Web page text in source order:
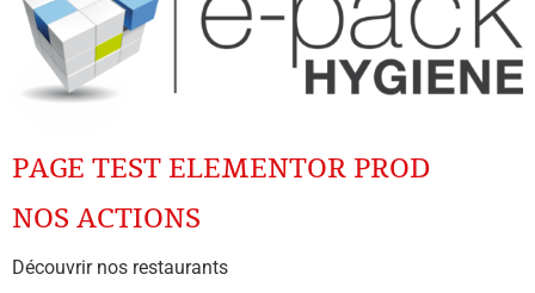
PAGE TEST ELEMENTOR PROD
NOS ACTIONS
Découvrir nos restaurants